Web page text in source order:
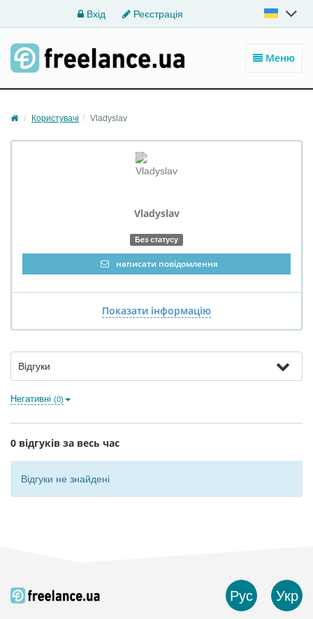
Вхід Реєстрація
Меню
Користувачі Vladyslav
Vladyslav
Без статусу
написати повідомлення
Показати інформацію
Відгуки
Негативні (0)
0 відгуків за весь час
Відгуки не знайдені
Рус Укр